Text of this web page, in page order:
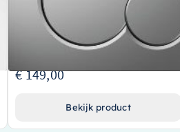
Eenvoudig te bedienen met Sigma-01
€ 149,00
Bekijk product